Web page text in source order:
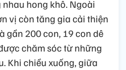
hong khô. Ngoài
vị còn tăng gia cải thiện
gần 200 con, 19 con dê
chăm sóc từ những
Khi chiều xuống, giữa